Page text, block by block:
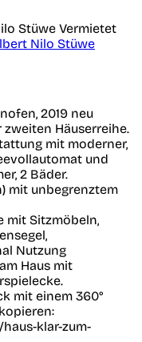
Stüwe Vermietet
Nilo Stüwe
2019 neu
Häuserreihe.
mit moderner,
und
2 Bäder.
mit unbegrenztem
mit Sitzmöbeln,
Nutzung
Haus mit
mit einem 360°
klar-zum-